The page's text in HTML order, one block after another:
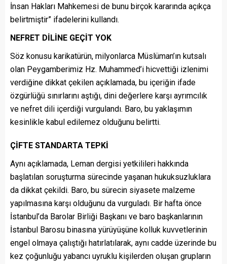
İnsan Hakları Mahkemesi de bunu birçok kararında açıkça
belirtmiştir” ifadelerini kullandı.
NEFRET DİLİNE GEÇİT YOK
Söz konusu karikatürün, milyonlarca Müslüman’ın kutsalı
olan Peygamberimiz Hz. Muhammed’i hicvettiği izlenimi
verdiğine dikkat çekilen açıklamada, bu içeriğin ifade
özgürlüğü sınırlarını aştığı, dini değerlere karşı ayrımcılık
ve nefret dili içerdiği vurgulandı. Baro, bu yaklaşımın
kesinlikle kabul edilemez olduğunu belirtti.
ÇİFTE STANDARTA TEPKİ
Aynı açıklamada, Leman dergisi yetkilileri hakkında
başlatılan soruşturma sürecinde yaşanan hukuksuzluklara
da dikkat çekildi. Baro, bu sürecin siyasete malzeme
yapılmasına karşı olduğunu da vurguladı. Bir hafta önce
İstanbul’da Barolar Birliği Başkanı ve baro başkanlarının
İstanbul Barosu binasına yürüyüşüne kolluk kuvvetlerinin
engel olmaya çalıştığı hatırlatılarak, aynı cadde üzerinde bu
kez çoğunluğu yabancı uyruklu kişilerden oluşan grupların